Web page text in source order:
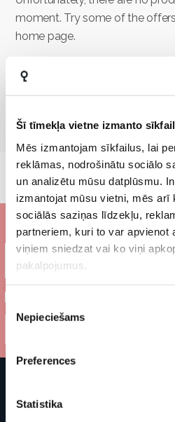
Šī tīmekļa vietne izmanto
Mēs izmantojam sīkfailus, lai
reklāmas, nodrošinātu sociālo
un analizētu mūsu datplūsmu.
izmantojat mūsu vietni, mēs arī
sociālās saziņas līdzekļu,
partneriem, kuri to var apvienot
viņiem sniedzat vai ko viņi
pakalpojumus.
Piekrišanas
izvēle
Nepieciešams
Preferences
Statistika
moment. Try some of the
home page.
GO BACK TO MAIN
Subscribe to our